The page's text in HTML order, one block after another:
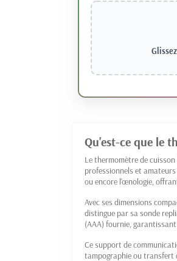
Qu'est-ce que le
Le thermomètre de
professionnels et
ou encore l'œnologie,
Avec ses dimensions
distingue par sa sonde
(AAA) fournie,
Ce support de
tampographie ou transfert